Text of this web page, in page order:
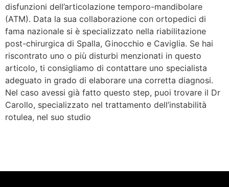
disfunzioni dell’articolazione temporo-mandibolare
(ATM). Data la sua collaborazione con ortopedici di
fama nazionale si è specializzato nella riabilitazione
post-chirurgica di Spalla, Ginocchio e Caviglia. Se hai
riscontrato uno o più disturbi menzionati in questo
articolo, ti consigliamo di contattare uno specialista
adeguato in grado di elaborare una corretta diagnosi.
Nel caso avessi già fatto questo step, puoi trovare il Dr
Carollo, specializzato nel trattamento dell’instabilità
rotulea, nel suo studio